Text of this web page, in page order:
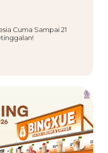
Cuma Sampai 21